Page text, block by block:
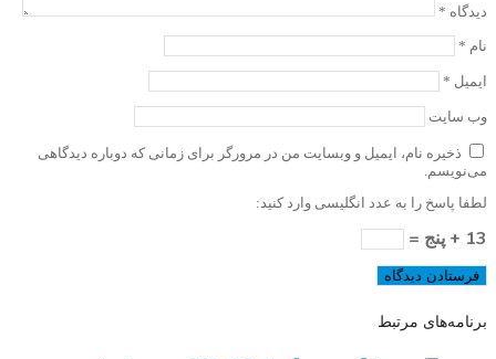
دیدگاه *
نام *
ایمیل *
وب‌ سایت
ذخیره نام، ایمیل و وبسایت من در مرورگر برای زمانی که دوباره دیدگاهی
می‌نویسم.
لطفا پاسخ را به عدد انگلیسی وارد کنید:
13 + پنج =
برنامه‌های مرتبط